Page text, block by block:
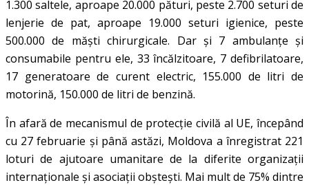
1.300 saltele, aproape 20.000 pături, peste 2.700 seturi de
lenjerie de pat, aproape 19.000 seturi igienice, peste
500.000 de măști chirurgicale. Dar și 7 ambulanțe și
consumabile pentru ele, 33 încălzitoare, 7 defibrilatoare,
17 generatoare de curent electric, 155.000 de litri de
motorină, 150.000 de litri de benzină.
În afară de mecanismul de protecție civilă al UE, începând
cu 27 februarie și până astăzi, Moldova a înregistrat 221
loturi de ajutoare umanitare de la diferite organizații
internaționale și asociații obștești. Mai mult de 75% dintre